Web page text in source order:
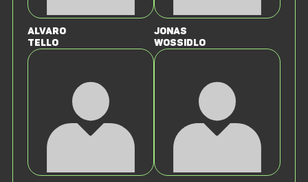
Alvaro
Tello
Jonas
Wossidlo